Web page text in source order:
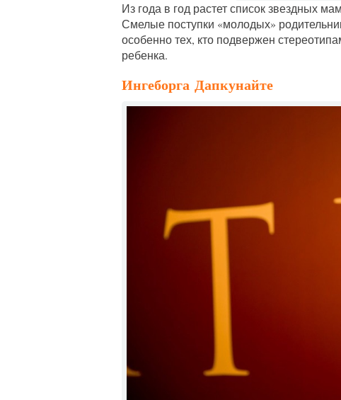
Из года в год растет список звездных
Смелые поступки «молодых»
особенно тех, кто подвержен
ребенка.
Ингеборга Дапкунайте